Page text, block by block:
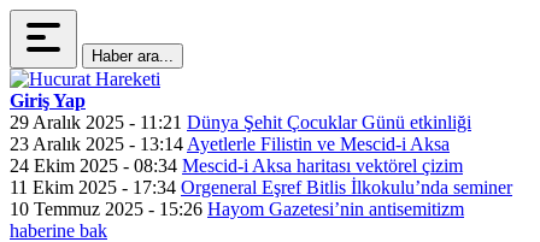
Haber ara...
Giriş Yap
29 Aralık 2025 - 11:21 Dünya Şehit Çocuklar Günü etkinliği
23 Aralık 2025 - 13:14 Ayetlerle Filistin ve Mescid-i Aksa
24 Ekim 2025 - 08:34 Mescid-i Aksa haritası vektörel çizim
11 Ekim 2025 - 17:34 Orgeneral Eşref Bitlis İlkokulu’nda seminer
10 Temmuz 2025 - 15:26 Hayom Gazetesi’nin antisemitizm
haberine bak